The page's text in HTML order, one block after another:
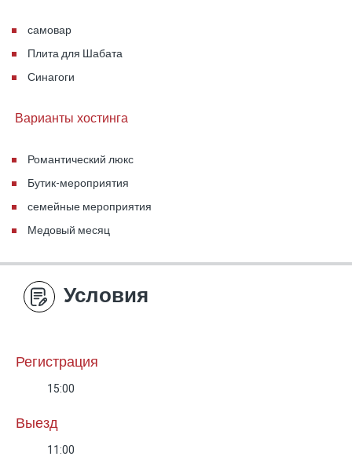
самовар
Плита для Шабата
Синагоги
Варианты хостинга
Романтический люкс
Бутик-мероприятия
семейные мероприятия
Медовый месяц
Условия
Регистрация
15:00
Выезд
11:00